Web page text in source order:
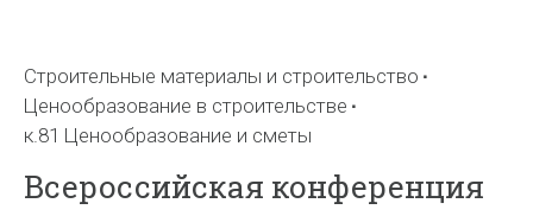
Строительные материалы и строительство
Ценообразование в строительстве
к.81 Ценообразование и сметы
Всероссийская конференция